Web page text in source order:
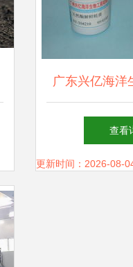
广东兴亿海洋
调味品
查看
更新时间：2026-08-